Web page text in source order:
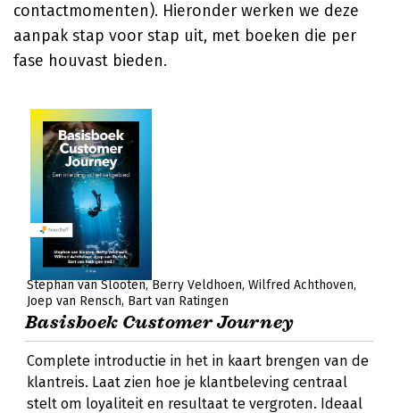
contactmomenten). Hieronder werken we deze
aanpak stap voor stap uit, met boeken die per
fase houvast bieden.
Stephan van Slooten Berry Veldhoen Wilfred Achthoven
Joep van Rensch Bart van Ratingen
Basisboek Customer Journey
Complete introductie in het in kaart brengen van de
klantreis. Laat zien hoe je klantbeleving centraal
stelt om loyaliteit en resultaat te vergroten. Ideaal